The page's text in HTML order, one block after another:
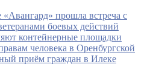
прошла встреча с
боевых действий
контейнерные площадки
человека в Оренбургской
приём граждан в Илеке